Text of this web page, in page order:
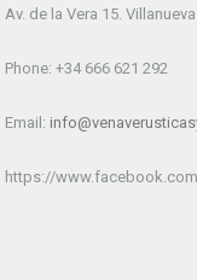
Av. de la Vera 15.
Phone: +34 666 621 292
Email:
https://